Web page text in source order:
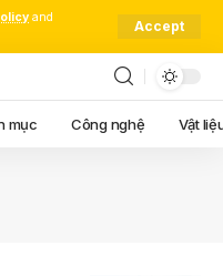
and
Accept
mục Công nghệ Vật